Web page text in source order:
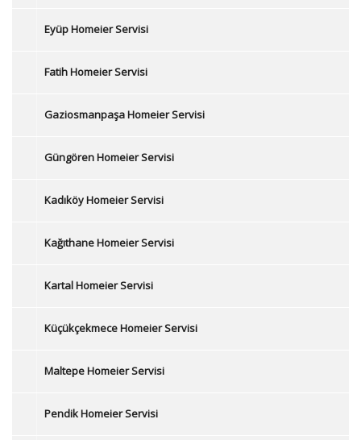
Eyüp Homeier Servisi
Fatih Homeier Servisi
Gaziosmanpaşa Homeier Servisi
Güngören Homeier Servisi
Kadıköy Homeier Servisi
Kağıthane Homeier Servisi
Kartal Homeier Servisi
Küçükçekmece Homeier Servisi
Maltepe Homeier Servisi
Pendik Homeier Servisi